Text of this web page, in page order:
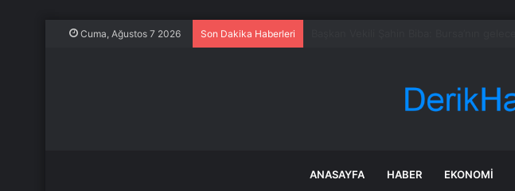
Cuma, Ağustos 7 2026 Son Dakika Haberleri
ANASAYFA HABER EKONOMI